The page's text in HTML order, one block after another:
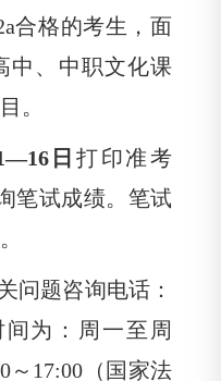
合格的考生，面
中、中职文化课
。
16日打印准考
笔试成绩。笔试
问题咨询电话：
间为：周一至周
～ 17:00（国家法